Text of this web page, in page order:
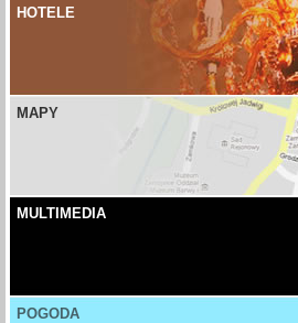
HOTELE
MAPY
MULTIMEDIA
POGODA